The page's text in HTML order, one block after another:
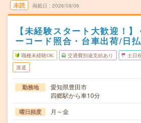
未読 掲載日 2026/08/06
【未経験スタート大歓迎！
ーコード照合・台車出荷/日
職種未経験OK 交通費別途支給あり 土日
派遣
勤務地
愛知県豊田市
四郷駅から車10分
曜日頻度 月～金